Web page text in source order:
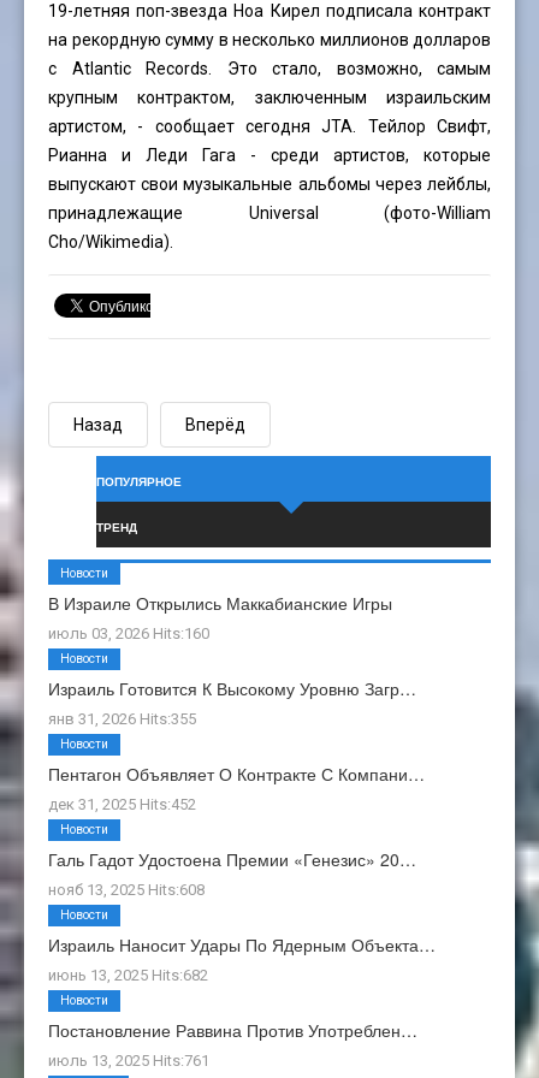
19-летняя поп-звезда Ноа Кирел подписала контракт
на рекордную сумму в несколько миллионов долларов
с Atlantic Records. Это стало, возможно, самым
крупным контрактом, заключенным израильским
артистом, - сообщает сегодня JTA. Тейлор Свифт,
Рианна и Леди Гага - среди артистов, которые
выпускают свои музыкальные альбомы через лейблы,
принадлежащие Universal (фото-William
Cho/Wikimedia).
Назад Вперёд
ПОПУЛЯРНОЕ
ТРЕНД
В Израиле Открылись Маккабианские Игры
июль 03, 2026 Hits:160
Новости
Израиль Готовится К Высокому Уровню Загр…
янв 31, 2026 Hits:355
Новости
Пентагон Объявляет О Контракте С Компани…
дек 31, 2025 Hits:452
Новости
Галь Гадот Удостоена Премии «Генезис» 20…
нояб 13, 2025 Hits:608
Новости
Израиль Наносит Удары По Ядерным Объекта…
июнь 13, 2025 Hits:682
Новости
Постановление Раввина Против Употреблен…
июль 13, 2025 Hits:761
Новости